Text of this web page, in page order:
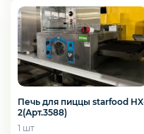
Печь для пиццы starfood
2(Арт.3588)
1 шт